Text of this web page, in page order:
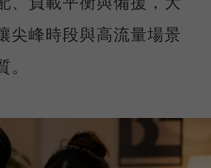
尖峰時段與高流量場景